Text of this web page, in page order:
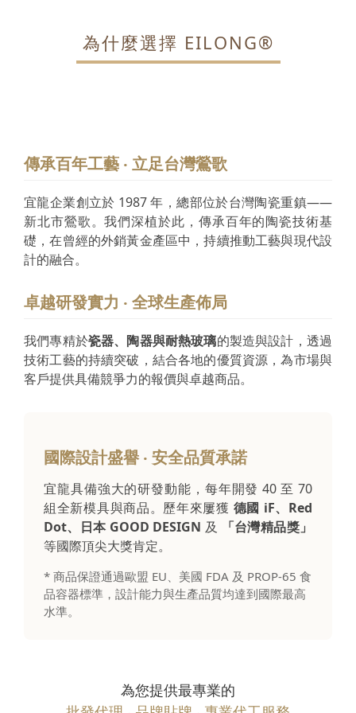
為什麼選擇 EILONG®
傳承百年工藝 ‧ 立足台灣鶯歌
宜龍企業創立於 1987 年，總部位於台灣陶瓷重鎮——
新北市鶯歌。我們深植於此，傳承百年的陶瓷技術基
礎，在曾經的外銷黃金產區中，持續推動工藝與現代設
計的融合。
卓越研發實力 ‧ 全球生產佈局
我們專精於瓷器、陶器與耐熱玻璃的製造與設計，透過
技術工藝的持續突破，結合各地的優質資源，為市場與
客戶提供具備競爭力的報價與卓越商品。
國際設計盛譽 ‧ 安全品質承諾
宜龍具備強大的研發動能，每年開發 40 至 70
組全新模具與商品。歷年來屢獲 德國 iF、Red
Dot、日本 GOOD DESIGN 及
「台灣精品獎」
等國際頂尖大獎肯定。
* 商品保證通過歐盟 EU、美國 FDA 及 PROP-65 食
品容器標準，設計能力與生產品質均達到國際最高
水準。
為您提供最專業的